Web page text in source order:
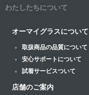
わたしたちについて
オーマイグラスについて
取扱商品の品質について
安心サポートについて
試着サービスついて
店舗のご案内